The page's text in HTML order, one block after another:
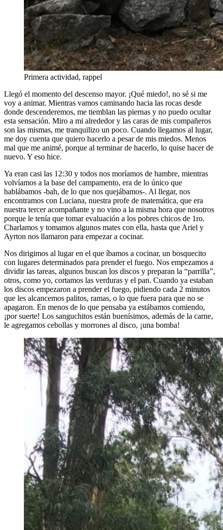
Primera actividad, rappel
Llegó el momento del descenso mayor. ¡Qué miedo!, no sé si me
voy a animar. Mientras vamos caminando hacia las rocas desde
donde descenderemos, me tiemblan las piernas y no puedo ocultar
esta sensación. Miro a mi alrededor y las caras de mis compañeros
son las mismas, me tranquilizo un poco. Cuando llegamos al lugar,
me doy cuenta que quiero hacerlo a pesar de mis miedos. Menos
mal que me animé, porque al terminar de hacerlo, lo quise hacer de
nuevo. Y eso hice.
Ya eran casi las 12:30 y todos nos moríamos de hambre, mientras
volvíamos a la base del campamento, era de lo único que
hablábamos -bah, de lo que nos quejábamos-. Al llegar, nos
encontramos con Luciana, nuestra profe de matemática, que era
nuestra tercer acompañante y no vino a la misma hora que nosotros
porque le tenía que tomar evaluación a los pobres chicos de 1ro.
Charlamos y tomamos algunos mates con ella, hasta que Ariel y
Ayrton nos llamaron para empezar a cocinar.
Nos dirigimos al lugar en el que íbamos a cocinar, un bosquecito
con lugares determinados para prender el fuego. Nos empezamos a
dividir las tareas, algunos buscan los discos y preparan la “parrilla”,
otros, como yo, cortamos las verduras y el pan. Cuando ya estaban
los discos empezaron a prender el fuego, pidiendo cada 2 minutos
que les alcancemos palitos, ramas, o lo que fuera para que no se
apagaron. En menos de lo que pensaba ya estábamos comiendo,
¡por suerte! Los sanguchitos están buenísimos, además de la carne,
le agregamos cebollas y morrones al disco, ¡una bomba!